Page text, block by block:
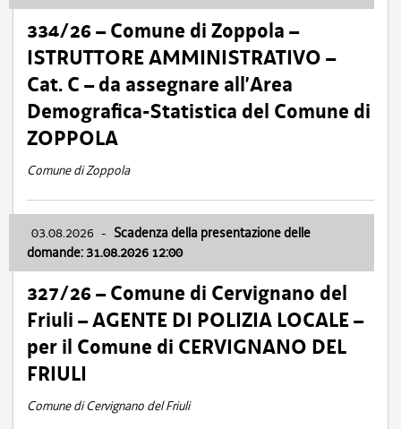
334/26 – Comune di Zoppola –
ISTRUTTORE AMMINISTRATIVO –
Cat. C – da assegnare all’Area
Demografica-Statistica del Comune di
ZOPPOLA
Comune di Zoppola
03.08.2026 - Scadenza della presentazione delle
domande: 31.08.2026 12:00
327/26 – Comune di Cervignano del
Friuli – AGENTE DI POLIZIA LOCALE –
per il Comune di CERVIGNANO DEL
FRIULI
Comune di Cervignano del Friuli